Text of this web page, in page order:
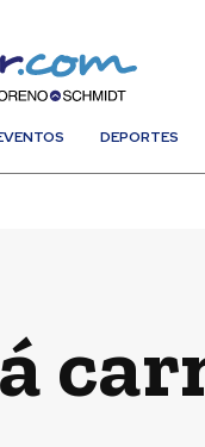
DEPORTES